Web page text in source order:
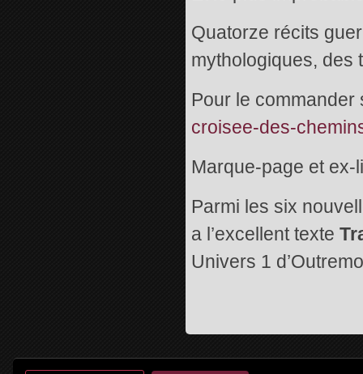
Quatorze récits
mythologiques, des
Pour le commander
croisee-des-
Marque-page et
Parmi les six
a l’excellent texte
Univers 1